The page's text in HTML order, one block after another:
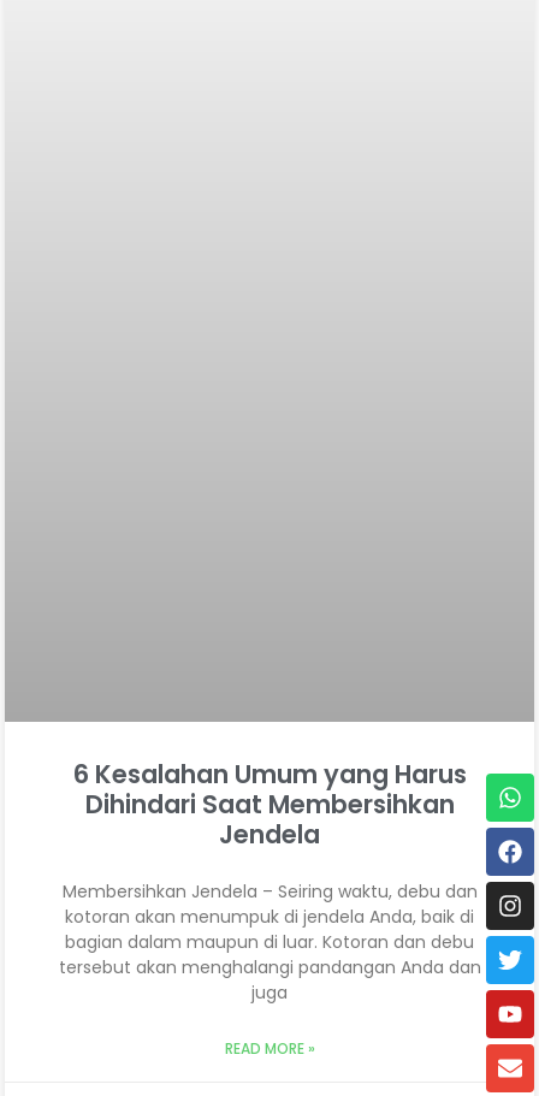
6 Kesalahan Umum yang Harus
Dihindari Saat Membersihkan
Jendela
Membersihkan Jendela – Seiring waktu, debu dan
kotoran akan menumpuk di jendela Anda, baik di
bagian dalam maupun di luar. Kotoran dan debu
tersebut akan menghalangi pandangan Anda dan
juga
READ MORE »